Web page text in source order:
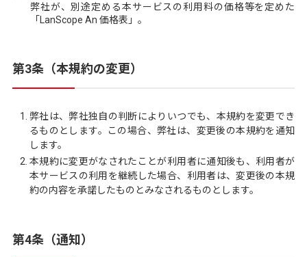
弊社が、別途定める本サービスの利用料の価格等を定めた
「LanScope An 価格表」。
第3条（本規約の変更）
弊社は、弊社独自の判断によりいつでも、本規約を変更でき
るものとします。この場合、弊社は、変更後の本規約を通知
します。
本規約に変更がなされたことが利用者に通知後も、利用者が
本サービスの利用を継続した場合、利用者は、変更後の本規
約の内容を承諾したものとみなされるものとします。
第4条（通知）